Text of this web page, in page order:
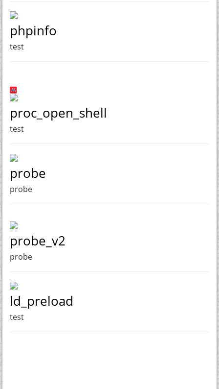
phpinfo
test
proc_open_shell
test
probe
probe
probe_v2
probe
ld_preload
test